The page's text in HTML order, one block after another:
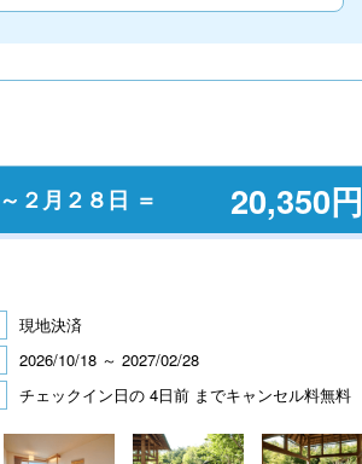
２月２８日 ＝ 20,350円
現地決済
2026/10/18 ～ 2027/02/28
チェックイン日の 4日前 までキャンセル料無料